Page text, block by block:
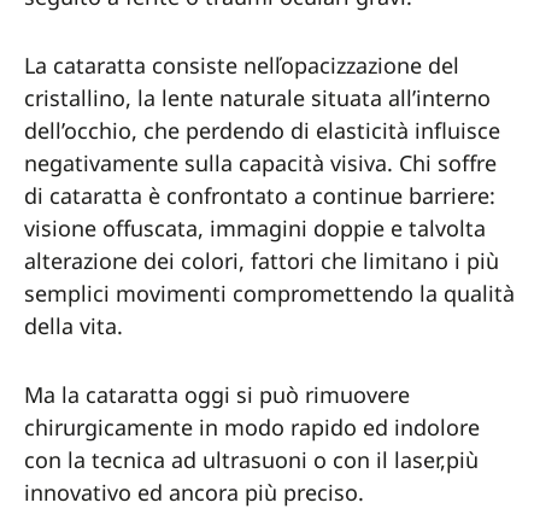
La cataratta consiste nelľopacizzazione del
cristallino, la lente naturale situata all’interno
dell’occhio, che perdendo di elasticità influisce
negativamente sulla capacità visiva. Chi soffre
di cataratta è confrontato a continue barriere:
visione offuscata, immagini doppie e talvolta
alterazione dei colori, fattori che limitano i più
semplici movimenti compromettendo la qualità
della vita.
Ma la cataratta oggi si può rimuovere
chirurgicamente in modo rapido ed indolore
con la tecnica ad ultrasuoni o con il laser,più
innovativo ed ancora più preciso.